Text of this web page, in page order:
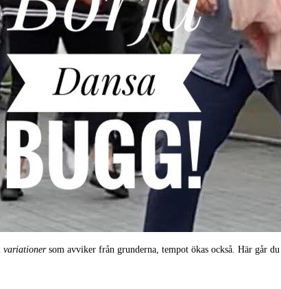
variationersom avviker från grunderna, tempot ökas också. Här går